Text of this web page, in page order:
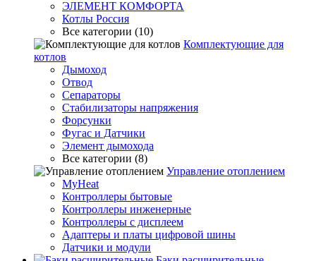
ЭЛЕМЕНТ КОМФОРТА
Котлы Россия
Все категории (10)
Комплектующие для
котлов
Дымоход
Отвод
Сепараторы
Стабилизаторы напряжения
Форсунки
Фугас и Датчики
Элемент дымохода
Все категории (8)
Управление отоплением
MyHeat
Контроллеры бытовые
Контроллеры инженерные
Контроллеры с дисплеем
Адаптеры и платы цифровой шины
Датчики и модули